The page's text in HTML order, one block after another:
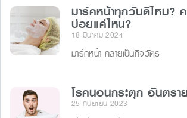
มาร์คหน้าทุกวันดีไหม?
บ่อยแค่ไหน?
18 มีนาคม 2024
มาร์คหน้า กลายเป็นกิจวัตร
โรคนอนกระตุก อันตรา
25 กันยายน 2023